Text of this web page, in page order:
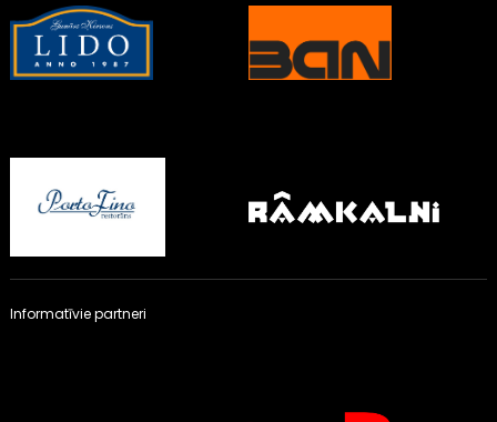
Informatīvie partneri